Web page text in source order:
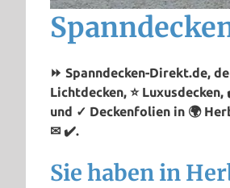
⏩ Spanndecken-Direkt.de,
Lichtdecken, ⭐
und ✓ Deckenfolien in 🌍
✉ ✔️.
Sie haben in